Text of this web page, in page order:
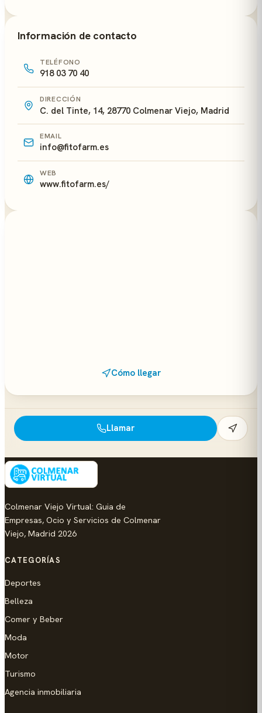
Información de contacto
TELÉFONO
918 03 70 40
DIRECCIÓN
C. del Tinte, 14, 28770 Colmenar Viejo, Madrid
EMAIL
info@fitofarm.es
WEB
www.fitofarm.es/
Cómo llegar
Llamar
Colmenar Viejo Virtual: Guia de
Empresas, Ocio y Servicios de Colmenar
Viejo, Madrid 2026
CATEGORÍAS
Deportes
Belleza
Comer y Beber
Moda
Motor
Turismo
Agencia inmobiliaria